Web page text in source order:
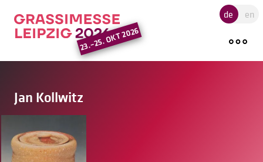
Hauptregion der Seite
23.–25. OKT 2026
de en
Jan Kollwitz